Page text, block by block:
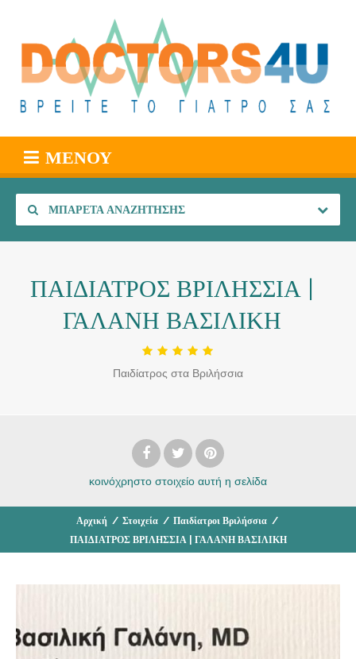
ΜΕΝΟΎ
ΜΠΑΡΈΤΑ ΑΝΑΖΉΤΗΣΗΣ
ΠΑΙΔΙΑΤΡΟΣ ΒΡΙΛΗΣΣΙΑ |
ΓΑΛΑΝΗ ΒΑΣΙΛΙΚΗ
Παιδίατρος στα Βριλήσσια
κοινόχρηστο στοιχείο αυτή η σελίδα
Αρχική / Στοιχεία / Παιδίατροι Βριλήσσια /
ΠΑΙΔΙΑΤΡΟΣ ΒΡΙΛΗΣΣΙΑ | ΓΑΛΑΝΗ ΒΑΣΙΛΙΚΗ